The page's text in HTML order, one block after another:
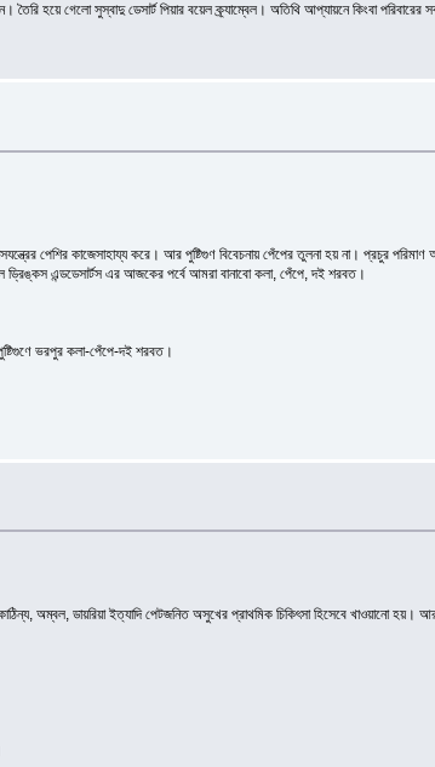
হয়ে গেলো সুস্বাদু ডেসার্ট পিয়ার বয়েল ক্র্যাম্বেল। অতিথি আপ্যায়নে কিংবা
পেশির কাজেসাহায্য করে। আর পুষ্টিগুণ বিবেচনায় পেঁপের তুলনা হয় না। প্রচুর পরিমাণ
ড্রিঙ্কস এন্ডডেসার্টস এর আজকের পর্বে আমরা বানাবো কলা, পেঁপে, দই শরবত।
ভরপুর কলা-পেঁপে-দই শরবত।
অম্বল, ডায়রিয়া ইত্যাদি পেটজনিত অসুখের প্রাথমিক চিকিৎসা হিসেবে খাওয়ানো হয়।